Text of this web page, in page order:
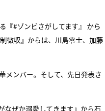
『#ゾンビさがしてます』 から
徴収』からは、川島零士、加藤
メンバー。そして、先日発表さ
なぜか溺愛してきます』から石